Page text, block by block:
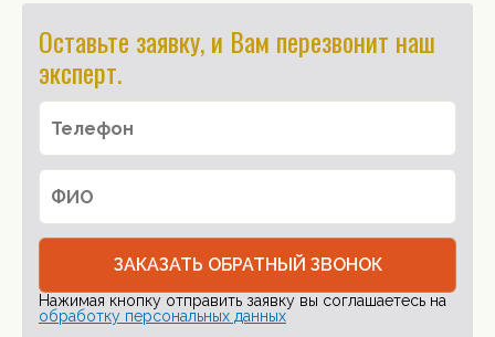
Оставьте заявку, и Вам перезвонит наш
эксперт.
ЗАКАЗАТЬ ОБРАТНЫЙ ЗВОНОК
Нажимая кнопку отправить заявку вы соглашаетесь на
обработку персональных данных